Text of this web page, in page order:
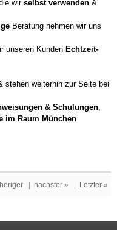
wir selbst verwenden &
Beratung nehmen wir uns
unseren Kunden Echtzeit-
stehen weiterhin zur Seite bei
& Schulungen,
im Raum München
nächster » Letzter »